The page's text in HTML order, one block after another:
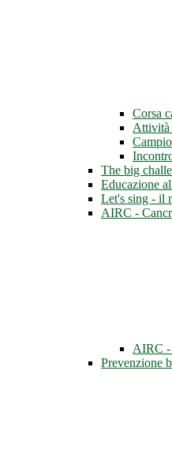
Corsa
Attività
The big
Educazione
Let's sing - il
AIRC -
AIRC -
Prevenzione